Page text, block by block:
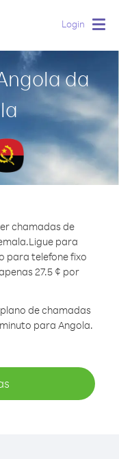
Login
da
chamadas de
Ligue para
para telefone fixo
27.5 ¢ por
de chamadas
para Angola.